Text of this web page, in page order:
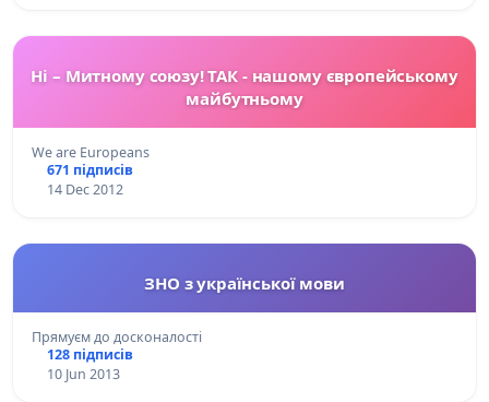
Ні – Митному союзу! ТАК - нашому європейському
майбутньому
We are Europeans
671 підписів
14 Dec 2012
ЗНО з української мови
Прямуєм до досконалості
128 підписів
10 Jun 2013